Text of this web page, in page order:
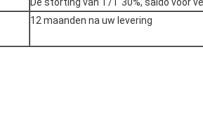
De storting van T/T 30%, saldo vóór
12 maanden na uw levering